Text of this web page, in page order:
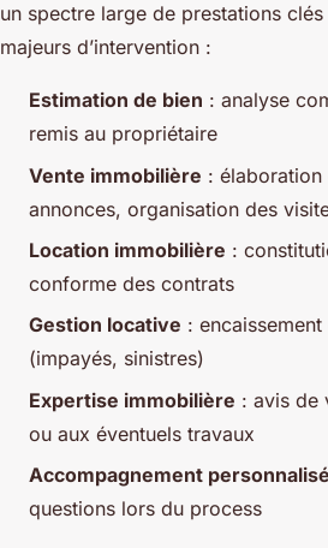
un spectre large de prestations
majeurs d’intervention :
Estimation de bien : analyse
remis au propriétaire
Vente immobilière :
annonces, organisation des
Location immobilière :
conforme des contrats
Gestion locative :
(impayés, sinistres)
Expertise immobilière : avis de
ou aux éventuels travaux
Accompagnement personnalisé
questions lors du process